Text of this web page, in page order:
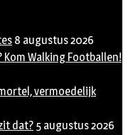
8 augustus 2026
Walking Footballen!
vermoedelijk
dat? 5 augustus 2026